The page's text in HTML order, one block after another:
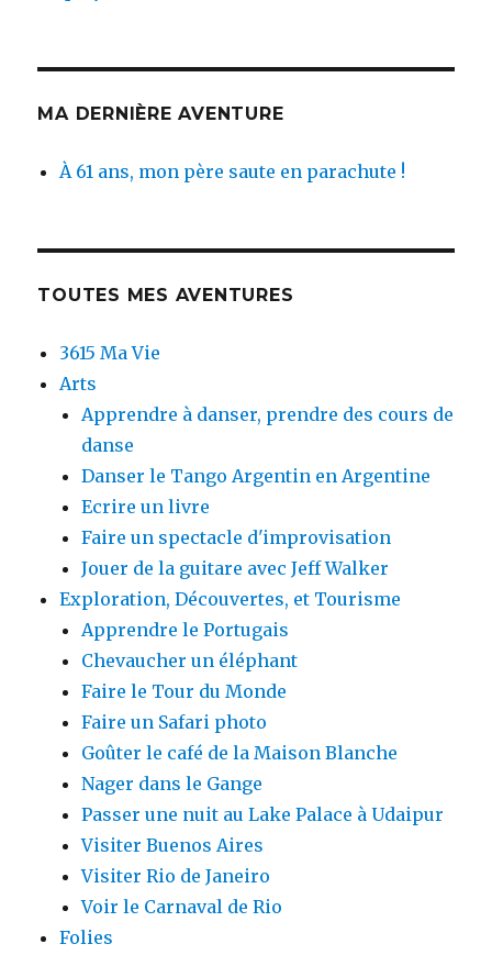
MA DERNIÈRE AVENTURE
À 61 ans, mon père saute en parachute !
TOUTES MES AVENTURES
3615 Ma Vie
Arts
Apprendre à danser, prendre des cours de
danse
Danser le Tango Argentin en Argentine
Ecrire un livre
Faire un spectacle d'improvisation
Jouer de la guitare avec Jeff Walker
Exploration, Découvertes, et Tourisme
Apprendre le Portugais
Chevaucher un éléphant
Faire le Tour du Monde
Faire un Safari photo
Goûter le café de la Maison Blanche
Nager dans le Gange
Passer une nuit au Lake Palace à Udaipur
Visiter Buenos Aires
Visiter Rio de Janeiro
Voir le Carnaval de Rio
Folies